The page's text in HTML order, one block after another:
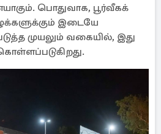
பொதுவாக, பூர்வீகக்
இடையே
முயலும் வகையில், இது